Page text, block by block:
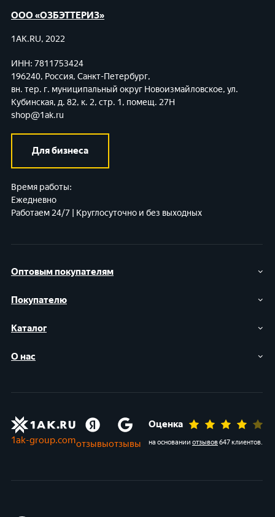
Оптовым покупателям
Покупателю
Каталог
О нас
ООО «ОЗБЭТТЕРИЗ»
1AK.RU, 2022
ИНН: 7811753424
196240, Россия, Санкт-Петербург,
вн. тер. г. муниципальный округ Новоизмайловское, ул.
Кубинская, д. 82, к. 2, стр. 1, помещ. 27Н
shop@1ak.ru
Для бизнеса
Время работы:
Ежедневно
Работаем 24/7 | Круглосуточно и без выходных
1ak-group.comотзывыотзывы
Оценка
на основании отзывов647 клиентов.